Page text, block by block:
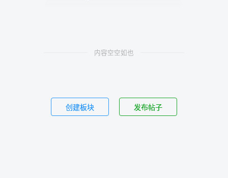
内容空空如也
创建板块 发布帖子